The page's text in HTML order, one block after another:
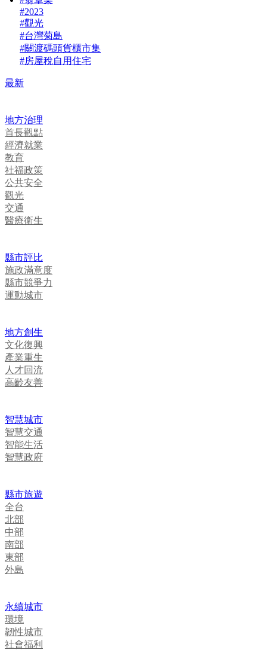
#2023
#觀光
#台灣菊島
#關渡碼頭貨櫃市集
#房屋稅自用住宅
最新
地方治理
首長觀點
經濟就業
教育
社福政策
公共安全
觀光
交通
醫療衛生
縣市評比
施政滿意度
縣市競爭力
運動城市
地方創生
文化復興
產業重生
人才回流
高齡友善
智慧城市
智慧交通
智能生活
智慧政府
縣市旅遊
全台
北部
中部
南部
東部
外島
永續城市
環境
韌性城市
社會福利